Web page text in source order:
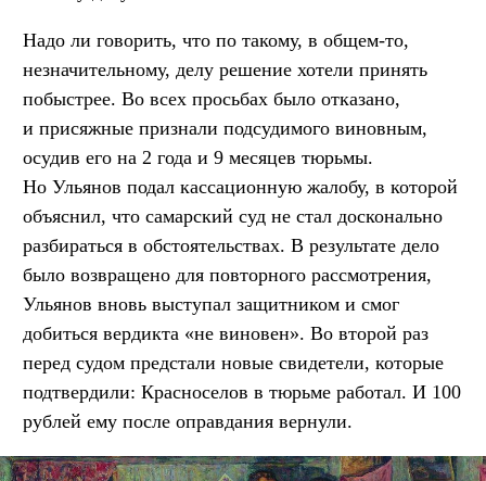
Надо ли говорить, что по такому, в общем-то,
незначительному, делу решение хотели принять
побыстрее. Во всех просьбах было отказано,
и присяжные признали подсудимого виновным,
осудив его на 2 года и 9 месяцев тюрьмы.
Но Ульянов подал кассационную жалобу, в которой
объяснил, что самарский суд не стал досконально
разбираться в обстоятельствах. В результате дело
было возвращено для повторного рассмотрения,
Ульянов вновь выступал защитником и смог
добиться вердикта «не виновен». Во второй раз
перед судом предстали новые свидетели, которые
подтвердили: Красноселов в тюрьме работал. И 100
рублей ему после оправдания вернули.